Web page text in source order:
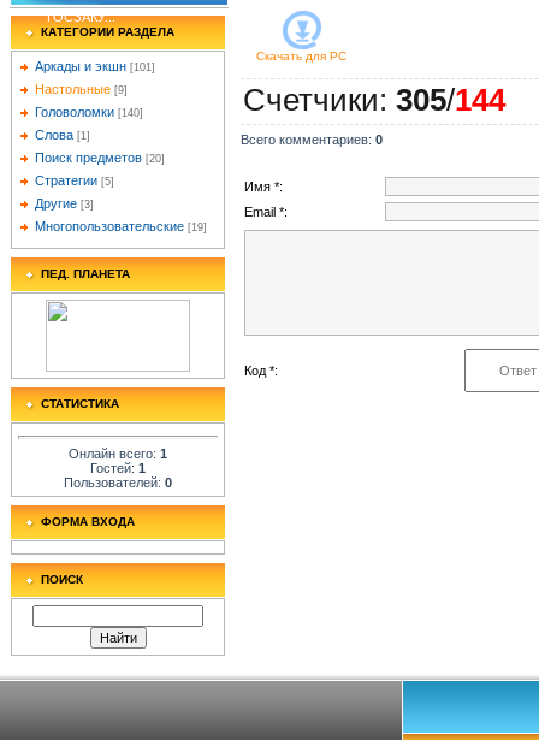
ГОСЗАКУ...
КАТЕГОРИИ РАЗДЕЛА
Аркады и экшн [101]
Настольные [9]
Головоломки [140]
Слова [1]
Поиск предметов [20]
Стратегии [5]
Другие [3]
Многопользовательские [19]
ПЕД. ПЛАНЕТА
СТАТИСТИКА
Онлайн всего: 1
Гостей: 1
Пользователей: 0
ФОРМА ВХОДА
ПОИСК
Скачать для PC
Счетчики: 305/144
Всего комментариев: 0
Имя *:
Email *:
Код *: